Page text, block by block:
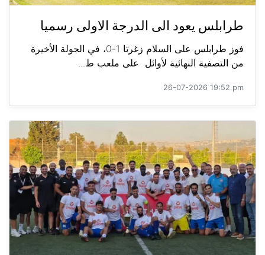
طرابلس يعود الى الدرجة الاولى رسميا
فوز طرابلس على السلام زغرتا 1-0، في الجولة الأخيرة
من التصفية النهائية لأوائل على ملعب ط...
26-07-2026 19:52 pm